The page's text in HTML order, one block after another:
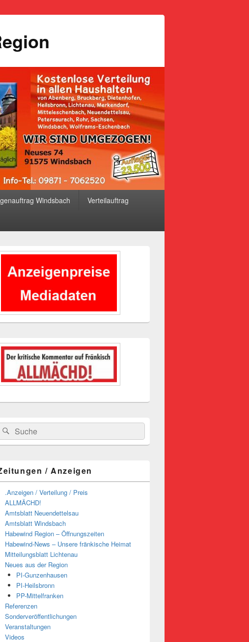
Windsbach Verteilauftrag
Suchen
/ Anzeigen
.Anzeigen / Verteilung / Preis
ALLMÄCHD!
Amtsblatt Neuendettelsau
Amtsblatt Windsbach
Habewind Region – Öffnungszeiten
Habewind-News – Unsere fränkische Heimat
Mitteilungsblatt Lichtenau
Neues aus der Region
PI-Gunzenhausen
PI-Heilsbronn
PP-Mittelfranken
Referenzen
Sonderveröffentlichungen
Veranstaltungen
Videos